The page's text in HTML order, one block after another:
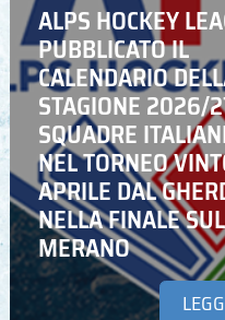
ALPS HOCKEY
PUBBLICATO IL
CALENDARIO
STAGIONE 2026/
SQUADRE
NEL TORNEO
APRILE DAL
NELLA FINALE SUL
MERANO